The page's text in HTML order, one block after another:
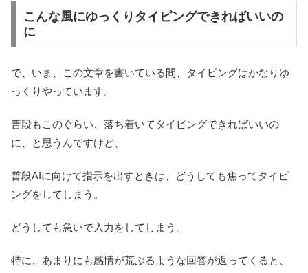
こんな風にゆっくりタイピングできればいいの
に
で、いま、この文章を書いている間、タイピングはかなりゆ
っくりやっています。
普段もこのぐらい、落ち着いてタイピングできればいいの
に、と思うんですけど、
普段AIに向けて指示を出すときは、どうしても焦ってタイピ
ングをしてしまう。
どうしても急いで入力をしてしまう。
特に、あまりにも感情が荒ぶるような回答が返ってくると、